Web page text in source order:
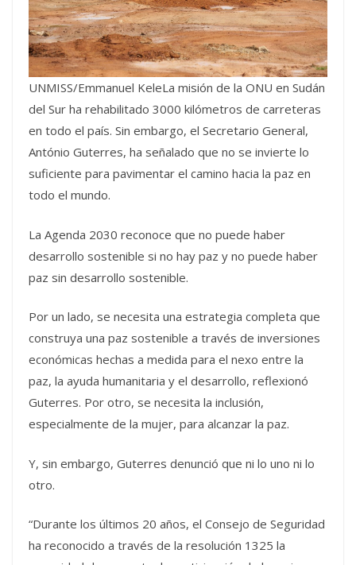
UNMISS/Emmanuel KeleLa misión de la ONU en Sudán
del Sur ha rehabilitado 3000 kilómetros de carreteras
en todo el país. Sin embargo, el Secretario General,
António Guterres, ha señalado que no se invierte lo
suficiente para pavimentar el camino hacia la paz en
todo el mundo.
La Agenda 2030 reconoce que no puede haber
desarrollo sostenible si no hay paz y no puede haber
paz sin desarrollo sostenible.
Por un lado, se necesita una estrategia completa que
construya una paz sostenible a través de inversiones
económicas hechas a medida para el nexo entre la
paz, la ayuda humanitaria y el desarrollo, reflexionó
Guterres. Por otro, se necesita la inclusión,
especialmente de la mujer, para alcanzar la paz.
Y, sin embargo, Guterres denunció que ni lo uno ni lo
otro.
“Durante los últimos 20 años, el Consejo de Seguridad
ha reconocido a través de la resolución 1325 la